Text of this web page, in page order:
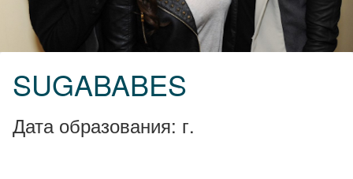
SUGABABES
Дата образования: г.